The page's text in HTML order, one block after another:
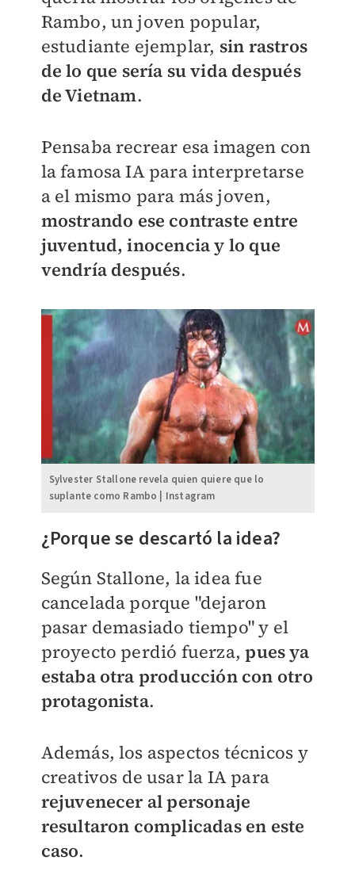
Rambo, un joven popular,
estudiante ejemplar, sin rastros
de lo que sería su vida después
de Vietnam.
Pensaba recrear esa imagen con
la famosa IA para interpretarse
a el mismo para más joven,
mostrando ese contraste entre
juventud, inocencia y lo que
vendría después.
Sylvester Stallone revela quien quiere que lo
suplante como Rambo | Instagram
¿Porque se descartó la idea?
Según Stallone, la idea fue
cancelada porque "dejaron
pasar demasiado tiempo" y el
proyecto perdió fuerza,pues ya
estaba otra producción con otro
protagonista.
Además, los aspectos técnicos y
creativos de usar la IA para
rejuvenecer al personaje
resultaron complicadas en este
caso.